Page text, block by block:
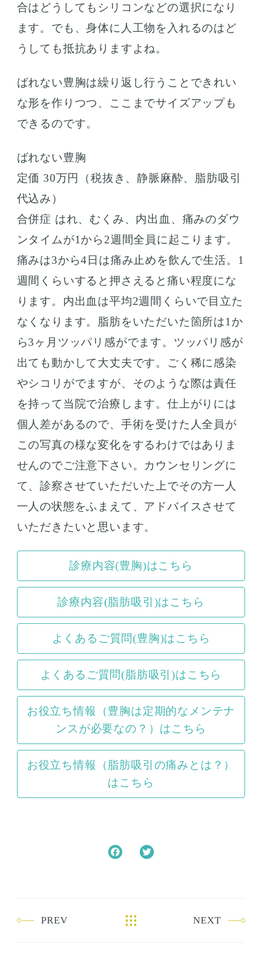
合はどうしてもシリコンなどの選択になり
ます。でも、身体に人工物を入れるのはど
うしても抵抗ありますよね。
ばれない豊胸は繰り返し行うことできれい
な形を作りつつ、ここまでサイズアップも
できるのです。
ばれない豊胸
定価 30万円（税抜き、静脈麻酔、脂肪吸引
代込み）
合併症 はれ、むくみ、内出血、痛みのダウ
ンタイムが1から2週間全員に起こります。
痛みは3から4日は痛み止めを飲んで生活。1
週間くらいすると押さえると痛い程度にな
ります。内出血は平均2週間くらいで目立た
なくなります。脂肪をいただいた箇所は1か
ら3ヶ月ツッパリ感がでます。ツッパリ感が
出ても動かして大丈夫です。ごく稀に感染
やシコリがでますが、そのような際は責任
を持って当院で治療します。仕上がりには
個人差があるので、手術を受けた人全員が
この写真の様な変化をするわけではありま
せんのでご注意下さい。カウンセリングに
て、診察させていただいた上でその方一人
一人の状態をふまえて、アドバイスさせて
いただきたいと思います。
診療内容(豊胸)はこちら
診療内容(脂肪吸引)はこちら
よくあるご質問(豊胸)はこちら
よくあるご質問(脂肪吸引)はこちら
お役立ち情報（豊胸は定期的なメンテナ
ンスが必要なの？）はこちら
お役立ち情報（脂肪吸引の痛みとは？）
はこちら
o
PREV NEXT